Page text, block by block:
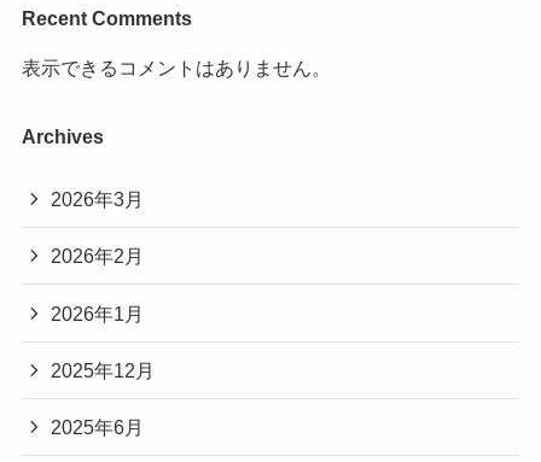
Recent Comments
表示できるコメントはありません。
Archives
2026年3月
2026年2月
2026年1月
2025年12月
2025年6月